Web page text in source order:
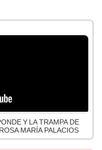
Y LA TRAMPA DE
MARÍA PALACIOS